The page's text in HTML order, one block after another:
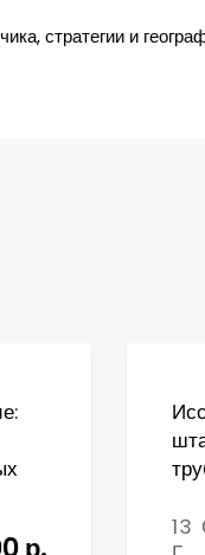
стратегии и
13